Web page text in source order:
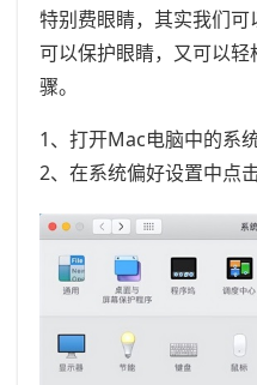
特别费眼睛，其实我们
可以保护眼睛，又可以
骤。
1、打开Mac电脑中的系
2、在系统偏好设置中点击